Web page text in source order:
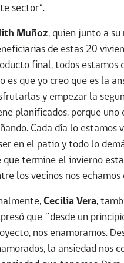
sector”.
Muñoz, quien junto a su
de estas 20
final, todos estamos
es que yo creo que es la
y empezar la
planificados, porque uno
Cada día lo estamos
en el patio y todo lo
que termine el invierno
los vecinos nos echamos
Cecilia Vera,
que ¨desde un
nos enamoramos.
la ansiedad nos